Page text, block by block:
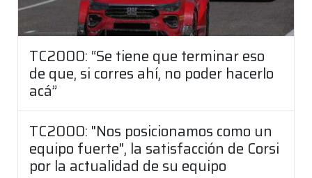
TC2000: “Se tiene que terminar eso
de que, si corres ahí, no poder hacerlo
acá”
TC2000: "Nos posicionamos como un
equipo fuerte", la satisfacción de Corsi
por la actualidad de su equipo